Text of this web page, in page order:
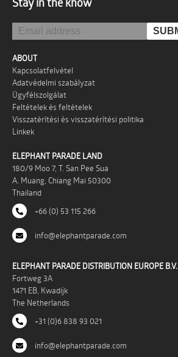
ABOUT
Kapcsolatfelvétel
Adatvédelmi szabályzat
Ügyfélszolgálat
Feltételek és feltételek
Visszatérítési és visszatérítési politika
Linkek
ELEPHANT PARADE LAND
180/9 Moo 7, T. San Pee Sua
A. Muang, Chiang Mai 50300
Thailand
+66 (0) 53 115 266
info@elephantparade.com
ELEPHANT PARADE DISTRIBUTION EUROPE B.V.
Fortweg 3A
1471 EB, Kwadijk
The Netherlands
+31 (0)6 838 93 021
info@elephantparade.com